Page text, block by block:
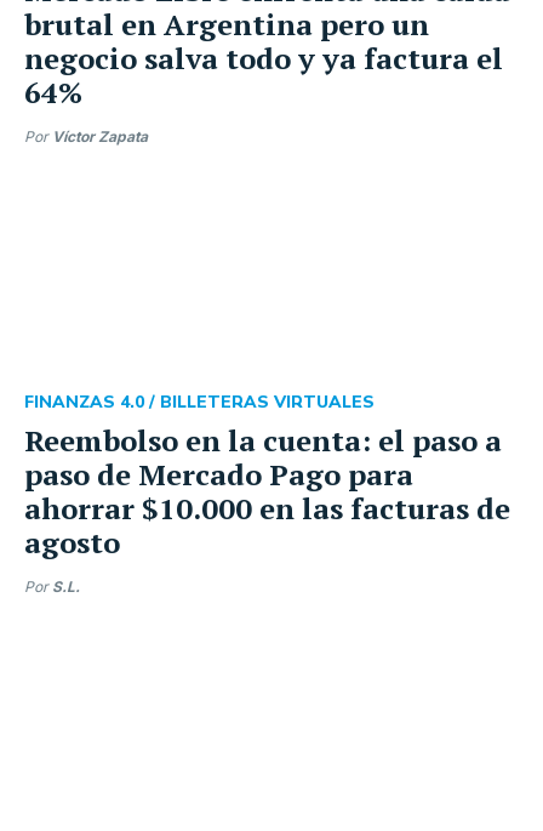
brutal en Argentina pero un
negocio salva todo y ya factura el
64%
Por Víctor Zapata
Reembolso en la cuenta: el paso a
paso de Mercado Pago para
ahorrar $10.000 en las facturas de
agosto
FINANZAS 4.0 / BILLETERAS VIRTUALES
Por S.L.